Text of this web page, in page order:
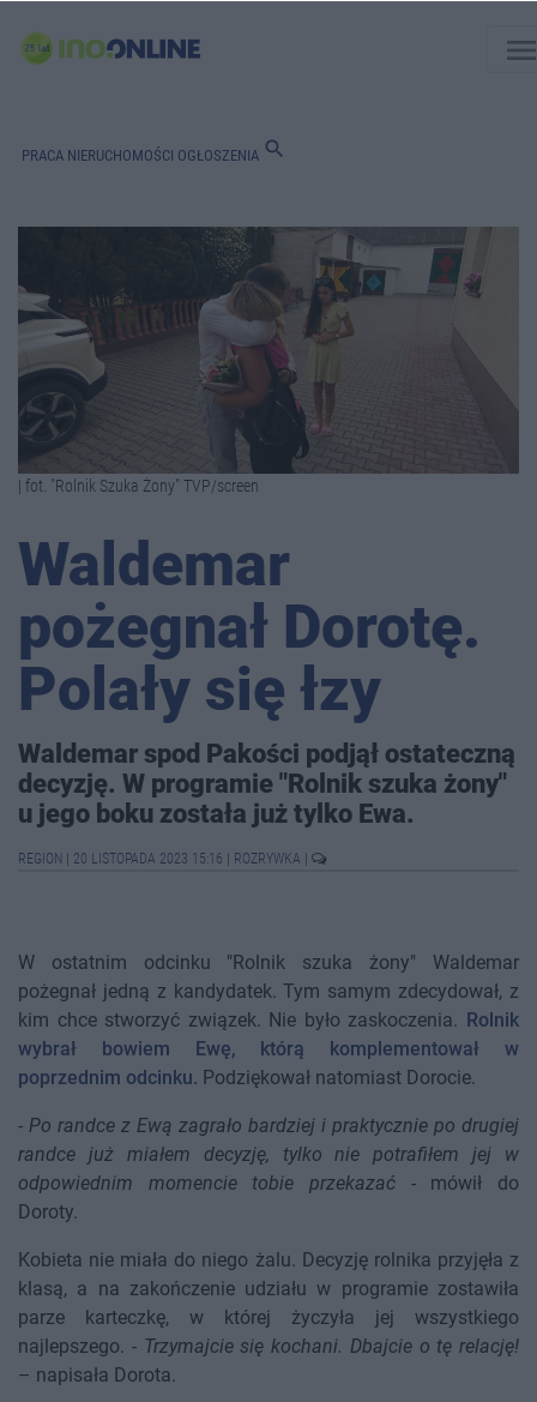
PRACA NIERUCHOMOŚCI OGŁOSZENIA search
| fot. "Rolnik Szuka Żony" TVP/screen
Waldemar
pożegnał Dorotę.
Polały się łzy
Waldemar spod Pakości podjął ostateczną
decyzję. W programie "Rolnik szuka żony"
u jego boku została już tylko Ewa.
REGION 20 LISTOPADA 2023 15:16 ROZRYWKA
W ostatnim odcinku "Rolnik szuka żony" Waldemar
pożegnał jedną z kandydatek. Tym samym zdecydował, z
kim chce stworzyć związek. Nie było zaskoczenia. Rolnik
wybrał bowiem Ewę, którą komplementował w
poprzednim odcinku. Podziękował natomiast Dorocie.
- Po randce z Ewą zagrało bardziej i praktycznie po drugiej
randce już miałem decyzję, tylko nie potrafiłem jej w
odpowiednim momencie tobie przekazać - mówił do
Doroty.
Kobieta nie miała do niego żalu. Decyzję rolnika przyjęła z
klasą, a na zakończenie udziału w programie zostawiła
parze karteczkę, w której życzyła jej wszystkiego
najlepszego. - Trzymajcie się kochani. Dbajcie o tę relację!
– napisała Dorota.